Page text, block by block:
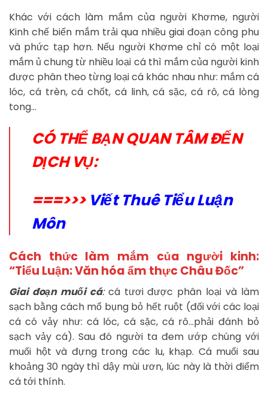
Khác với cách làm mắm của người Khơme, người
Kinh chế biến mắm trải qua nhiều giai đoạn công phu
và phức tạp hơn. Nếu người Khơme chỉ có một loại
mắm ủ chung từ nhiều loại cá thì mắm của người kinh
được phân theo từng loại cá khác nhau như: mắm cá
lóc, cá trèn, cá chốt, cá linh, cá sặc, cá rô, cá lòng
tong…
CÓ THỂ BẠN QUAN TÂM ĐẾN
DỊCH VỤ:
===>>> Viết Thuê Tiểu Luận
Môn
Cách thức làm mắm của người kinh:
“Tiểu Luận: Văn hóa ẩm thực Châu Đốc”
Giai đoạn muối cá:cá tươi được phân loại và làm
sạch bằng cách mổ bụng bỏ hết ruột (đối với các loại
cá có vảy như: cá lóc, cá sặc, cá rô…phải đánh bỏ
sạch vảy cá). Sau đó người ta đem ướp chúng với
muối hột và đựng trong các lu, khạp. Cá muối sau
khoảng 30 ngày thì dậy mùi ươn, lúc này là thời điểm
cá tới thính.